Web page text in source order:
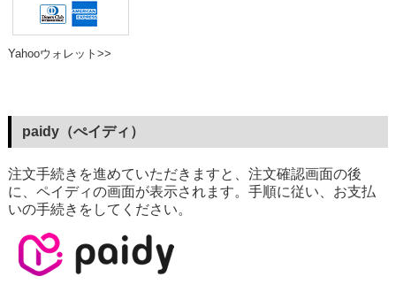
Yahooウォレット>>
paidy（ぺイディ）
注文手続きを進めていただきますと、注文確認画面の後
に、ペイディの画面が表示されます。手順に従い、お支払
いの手続きをしてください。